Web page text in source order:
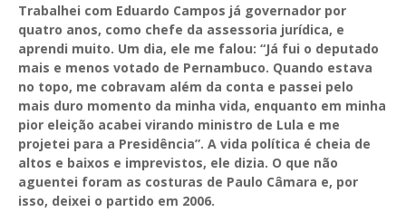
Trabalhei com Eduardo Campos já governador por
quatro anos, como chefe da assessoria jurídica, e
aprendi muito. Um dia, ele me falou: “Já fui o deputado
mais e menos votado de Pernambuco. Quando estava
no topo, me cobravam além da conta e passei pelo
mais duro momento da minha vida, enquanto em minha
pior eleição acabei virando ministro de Lula e me
projetei para a Presidência”. A vida política é cheia de
altos e baixos e imprevistos, ele dizia. O que não
aguentei foram as costuras de Paulo Câmara e, por
isso, deixei o partido em 2006.